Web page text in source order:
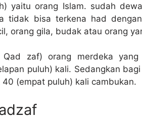
yaitu orang Islam. sudah
tidak bisa terkena had
orang gila, budak atau orang
Qad zaf) orang merdeka
puluh) kali. Sedangkan
(empat puluh) kali cambukan.